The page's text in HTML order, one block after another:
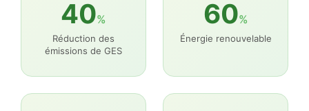
40%
Réduction des
émissions de GES
60%
Énergie renouvelable